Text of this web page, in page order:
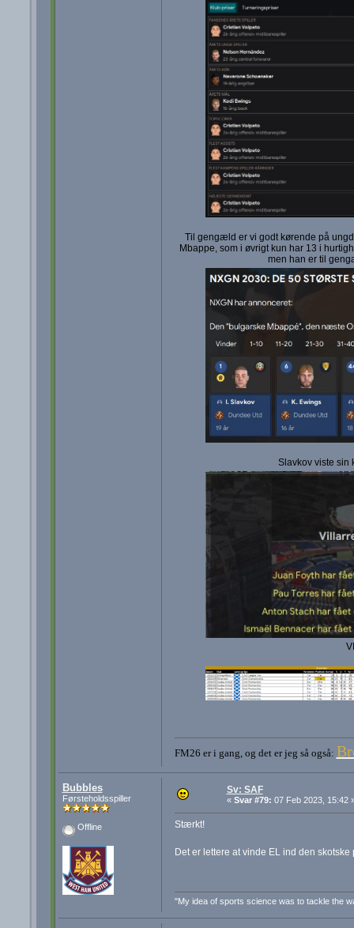
Til gengæld er vi godt kørende på
Mbappe, som i øvrigt kun har 13 i
men han er til
Slavkov viste sin
FM26 er i gang, og det er jeg så også:
Bubbles
Førsteholdsspiller
Offline
Sv: SAF
« Svar #79: 07 Feb 2023, 15:42
Stærkt!
Det er lettere at vinde EL ind den
"My idea of sports science was to tackle the